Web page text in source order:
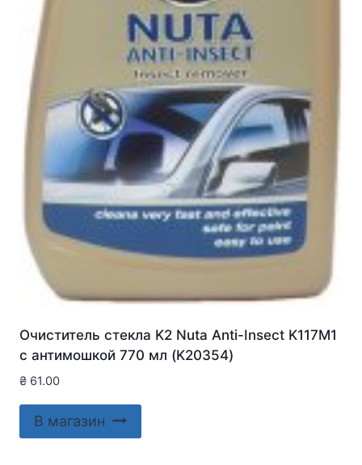
Очиститель стекла K2 Nuta Anti-Insect K117M1
с антимошкой 770 мл (K20354)
₴ 61.00
В магазин